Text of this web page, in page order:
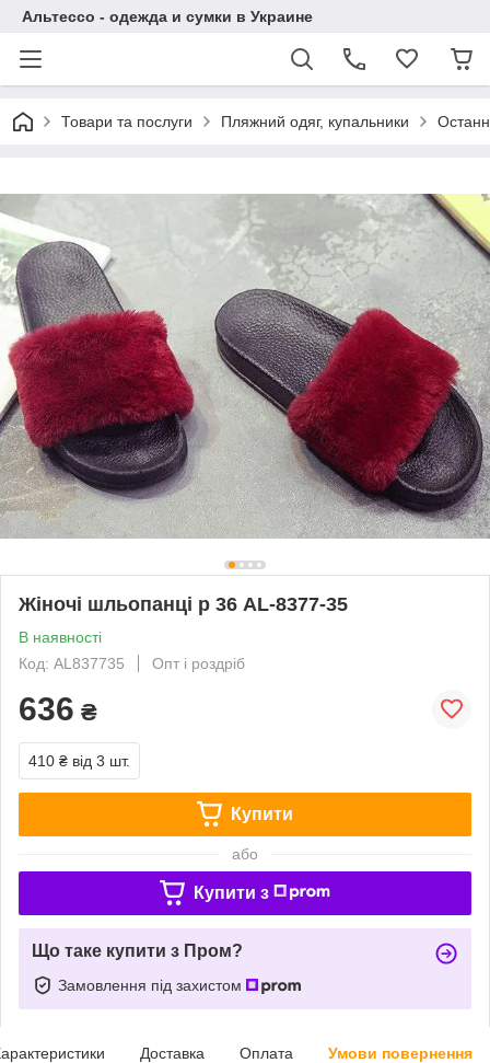
Альтессо - одежда и сумки в Украине
Товари та послуги Пляжний одяг, купальники
Жіночі шльопанці р 36 AL-8377-35
В наявності
Код: AL837735
Опт і роздріб
636 ₴
410 ₴ від 3 шт.
Купити
або
Купити з
Що таке купити з Пром?
Замовлення під захистом
Доставка Оплата Умови повернення